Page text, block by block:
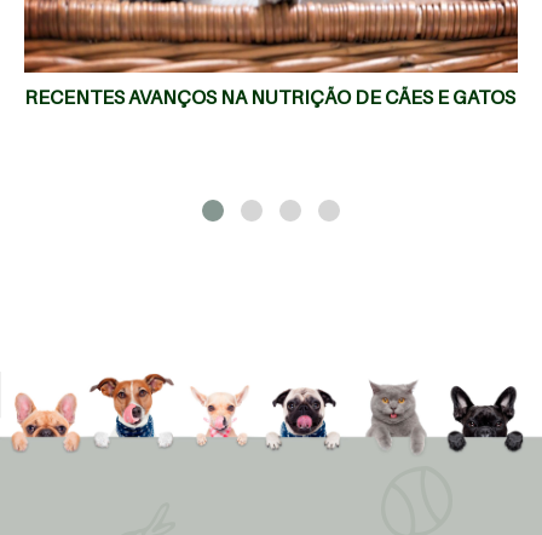
RECENTES AVANÇOS NA NUTRIÇÃO DE CÃES E GATOS